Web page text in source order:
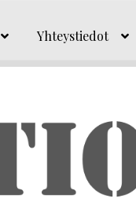
Yhteystiedot